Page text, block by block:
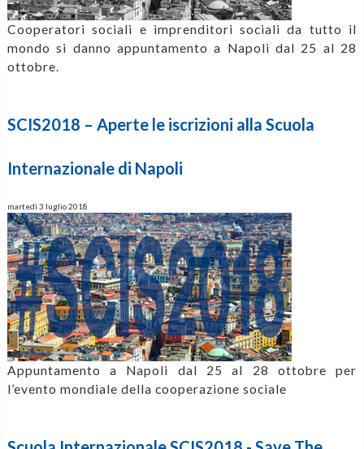
Cooperatori sociali e imprenditori sociali da tutto il
mondo si danno appuntamento a Napoli dal 25 al 28
ottobre.
SCIS2018 – Aperte le iscrizioni alla Scuola
Internazionale di Napoli
martedì 3 luglio 2018
Appuntamento a Napoli dal 25 al 28 ottobre per
l’evento mondiale della cooperazione sociale